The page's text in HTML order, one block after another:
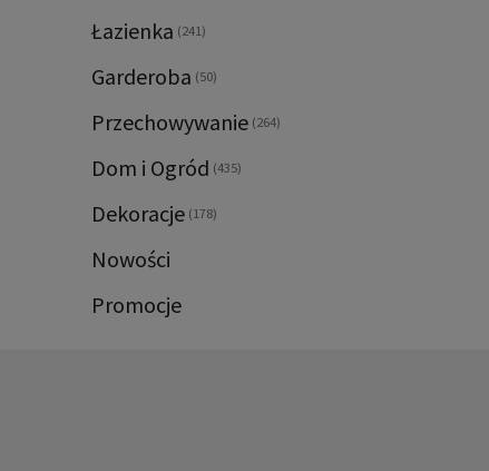
Łazienka (241)
Garderoba (50)
Przechowywanie (264)
Dom i Ogród (435)
Dekoracje (178)
Nowości
Promocje